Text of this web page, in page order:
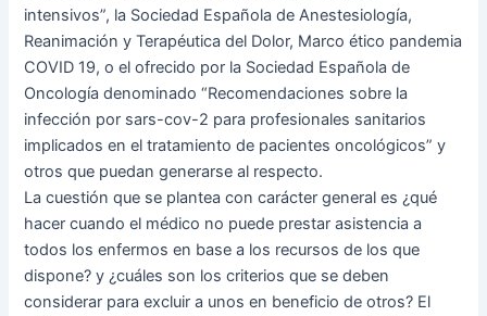
intensivos”, la Sociedad Española de Anestesiología,
Reanimación y Terapéutica del Dolor, Marco ético pandemia
COVID 19, o el ofrecido por la Sociedad Española de
Oncología denominado “Recomendaciones sobre la
infección por sars-cov-2 para profesionales sanitarios
implicados en el tratamiento de pacientes oncológicos” y
otros que puedan generarse al respecto.
La cuestión que se plantea con carácter general es ¿qué
hacer cuando el médico no puede prestar asistencia a
todos los enfermos en base a los recursos de los que
dispone? y ¿cuáles son los criterios que se deben
considerar para excluir a unos en beneficio de otros? El